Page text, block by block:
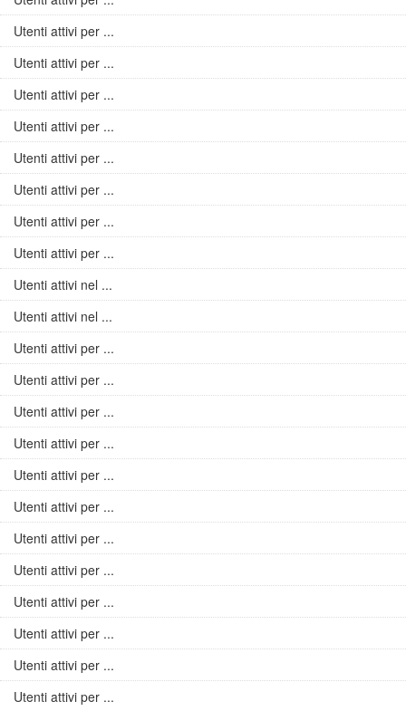
Utenti attivi per ...
Utenti attivi per ...
Utenti attivi per ...
Utenti attivi per ...
Utenti attivi per ...
Utenti attivi per ...
Utenti attivi per ...
Utenti attivi per ...
Utenti attivi nel ...
Utenti attivi nel ...
Utenti attivi per ...
Utenti attivi per ...
Utenti attivi per ...
Utenti attivi per ...
Utenti attivi per ...
Utenti attivi per ...
Utenti attivi per ...
Utenti attivi per ...
Utenti attivi per ...
Utenti attivi per ...
Utenti attivi per ...
Utenti attivi per ...